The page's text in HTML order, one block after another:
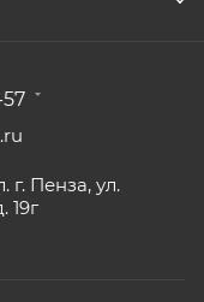
г. Пенза, ул.
19г